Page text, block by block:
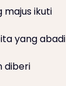
majus ikuti
yang abadi
diberi